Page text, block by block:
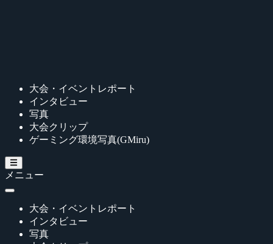
大会・イベントレポート
インタビュー
写真
大会クリップ
ゲーミング環境写真(GMiru)
メニュー
大会・イベントレポート
インタビュー
写真